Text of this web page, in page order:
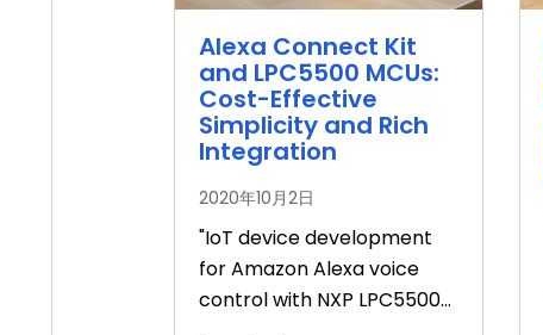
Alexa Connect Kit
and LPC5500 MCUs:
Cost-Effective
Simplicity and Rich
Integration
2020年10月2日
"IoT device development
for Amazon Alexa voice
control with NXP LPC5500